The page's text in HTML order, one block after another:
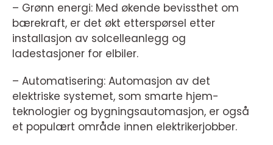
– Grønn energi: Med økende bevissthet om
bærekraft, er det økt etterspørsel etter
installasjon av solcelleanlegg og
ladestasjoner for elbiler.
– Automatisering: Automasjon av det
elektriske systemet, som smarte hjem-
teknologier og bygningsautomasjon, er også
et populært område innen elektrikerjobber.